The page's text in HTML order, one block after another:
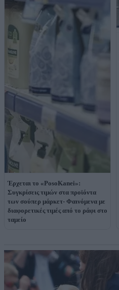
Έρχεται το «PosoKanei»:
Συγκρίσεις τιμών στα προϊόντα
των σούπερ μάρκετ- Φαινόμενα με
διαφορετικές τιμές από το ράφι στο
ταμείο